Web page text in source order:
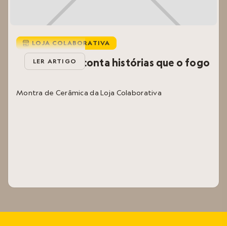
 LOJA COLABORATIVA
Aqui, o barro conta histórias que o fogo
Montra de Cerâmica da Loja Colaborativa
LER ARTIGO